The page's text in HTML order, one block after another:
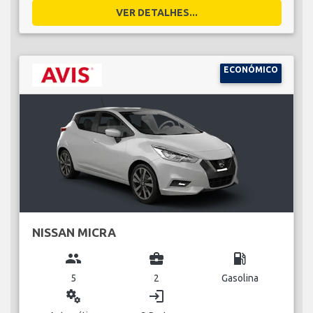
VER DETALHES...
ECONÓMICO
NISSAN MICRA
group
5
business_center
2
local_gas_station
Gasolina
miscellaneous_services login